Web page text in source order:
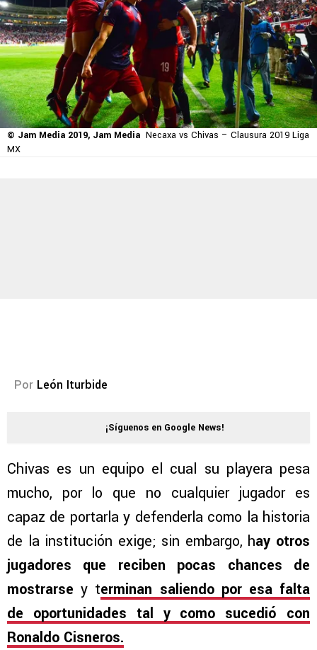
© Jam Media 2019, Jam Media Necaxa vs Chivas – Clausura 2019 Liga
MX
Por León Iturbide
¡Síguenos en Google News!
Chivas es un equipo el cual su playera pesa
mucho, por lo que no cualquier jugador es
capaz de portarla y defenderla como la historia
de la institución exige; sin embargo, hay otros
jugadores que reciben pocas chances de
mostrarse y terminan saliendo por esa falta
de oportunidades tal y como sucedió con
Ronaldo Cisneros.